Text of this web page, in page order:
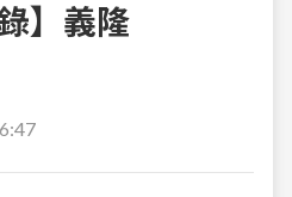
】義隆